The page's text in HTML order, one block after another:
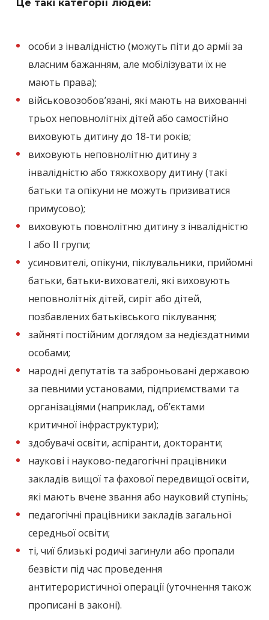
Це такі категорії людей:
особи з інвалідністю (можуть піти до армії за
власним бажанням, але мобілізувати їх не
мають права);
військовозобов’язані, які мають на вихованні
трьох неповнолітніх дітей або самостійно
виховують дитину до 18-ти років;
виховують неповнолітню дитину з
інвалідністю або тяжкохвору дитину (такі
батьки та опікуни не можуть призиватися
примусово);
виховують повнолітню дитину з інвалідністю
I або II групи;
усиновителі, опікуни, піклувальники, прийомні
батьки, батьки-вихователі, які виховують
неповнолітніх дітей, сиріт або дітей,
позбавлених батьківського піклування;
зайняті постійним доглядом за недієздатними
особами;
народні депутатів та заброньовані державою
за певними установами, підприємствами та
організаціями (наприклад, об’єктами
критичної інфраструктури);
здобувачі освіти, аспіранти, докторанти;
наукові і науково-педагогічні працівники
закладів вищої та фахової передвищої освіти,
які мають вчене звання або науковий ступінь;
педагогічні працівники закладів загальної
середньої освіти;
ті, чиї близькі родичі загинули або пропали
безвісти під час проведення
антитерористичної операції (уточнення також
прописані в законі).